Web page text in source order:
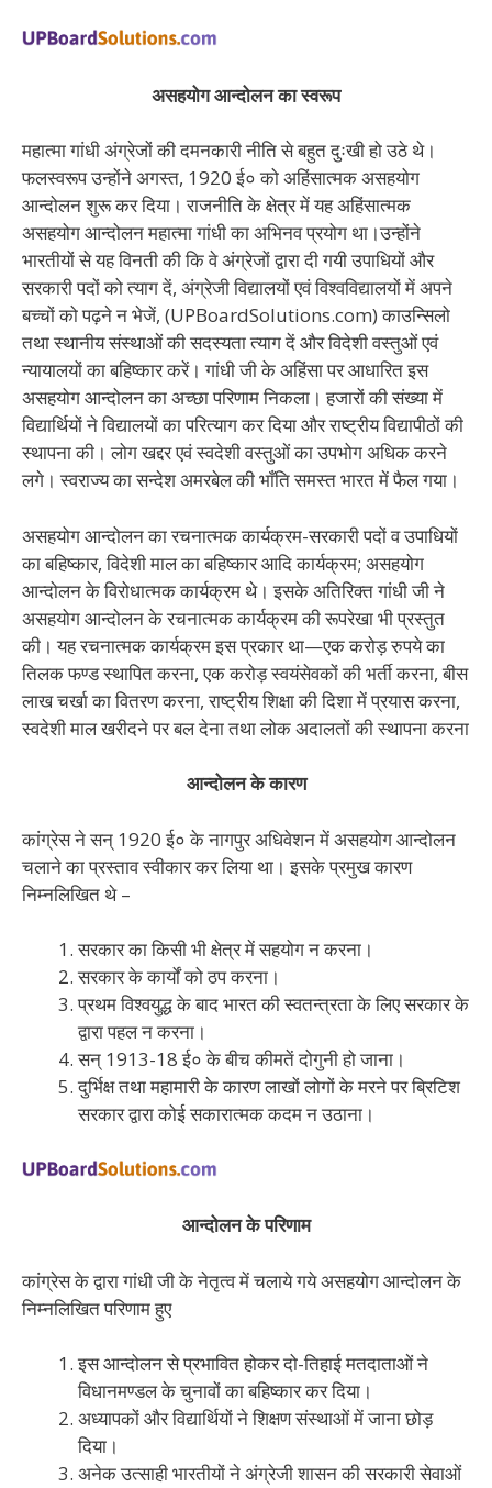
असहयोग आन्दोलन का स्वरूप
महात्मा गांधी अंग्रेजों की दमनकारी नीति से बहुत दुःखी हो उठे थे।
फलस्वरूप उन्होंने अगस्त, 1920 ई० को अहिंसात्मक असहयोग
आन्दोलन शुरू कर दिया। राजनीति के क्षेत्र में यह अहिंसात्मक
असहयोग आन्दोलन महात्मा गांधी का अभिनव प्रयोग था।उन्होंने
भारतीयों से यह विनती की कि वे अंग्रेजों द्वारा दी गयी उपाधियों और
सरकारी पदों को त्याग दें, अंग्रेजी विद्यालयों एवं विश्वविद्यालयों में अपने
बच्चों को पढ़ने न भेजें, (UPBoardSolutions.com) काउन्सिलो
तथा स्थानीय संस्थाओं की सदस्यता त्याग दें और विदेशी वस्तुओं एवं
न्यायालयों का बहिष्कार करें। गांधी जी के अहिंसा पर आधारित इस
असहयोग आन्दोलन का अच्छा परिणाम निकला। हजारों की संख्या में
विद्यार्थियों ने विद्यालयों का परित्याग कर दिया और राष्ट्रीय विद्यापीठों की
स्थापना की। लोग खद्दर एवं स्वदेशी वस्तुओं का उपभोग अधिक करने
लगे। स्वराज्य का सन्देश अमरबेल की भाँति समस्त भारत में फैल गया।
असहयोग आन्दोलन का रचनात्मक कार्यक्रम-सरकारी पदों व उपाधियों
का बहिष्कार, विदेशी माल का बहिष्कार आदि कार्यक्रम; असहयोग
आन्दोलन के विरोधात्मक कार्यक्रम थे। इसके अतिरिक्त गांधी जी ने
असहयोग आन्दोलन के रचनात्मक कार्यक्रम की रूपरेखा भी प्रस्तुत
की। यह रचनात्मक कार्यक्रम इस प्रकार था—एक करोड़ रुपये का
तिलक फण्ड स्थापित करना, एक करोड़ स्वयंसेवकों की भर्ती करना, बीस
लाख चर्खा का वितरण करना, राष्ट्रीय शिक्षा की दिशा में प्रयास करना,
स्वदेशी माल खरीदने पर बल देना तथा लोक अदालतों की स्थापना करना
आन्दोलन के कारण
कांग्रेस ने सन् 1920 ई० के नागपुर अधिवेशन में असहयोग आन्दोलन
चलाने का प्रस्ताव स्वीकार कर लिया था। इसके प्रमुख कारण
निम्नलिखित थे –
सरकार का किसी भी क्षेत्र में सहयोग न करना।
सरकार के कार्यों को ठप करना।
प्रथम विश्वयुद्ध के बाद भारत की स्वतन्त्रता के लिए सरकार के
द्वारा पहल न करना।
सन् 1913-18 ई० के बीच कीमतें दोगुनी हो जाना।
दुर्भिक्ष तथा महामारी के कारण लाखों लोगों के मरने पर ब्रिटिश
सरकार द्वारा कोई सकारात्मक कदम न उठाना।
आन्दोलन के परिणाम
कांग्रेस के द्वारा गांधी जी के नेतृत्व में चलाये गये असहयोग आन्दोलन के
निम्नलिखित परिणाम हुए
इस आन्दोलन से प्रभावित होकर दो-तिहाई मतदाताओं ने
विधानमण्डल के चुनावों का बहिष्कार कर दिया।
अध्यापकों और विद्यार्थियों ने शिक्षण संस्थाओं में जाना छोड़
दिया।
अनेक उत्साही भारतीयों ने अंग्रेजी शासन की सरकारी सेवाओं